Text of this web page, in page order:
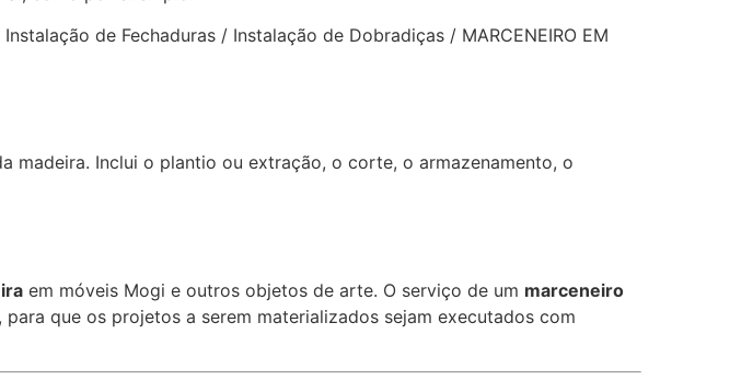
de Fechaduras / Instalação de Dobradiças / MARCENEIRO EM
madeira. Inclui o plantio ou extração, o corte, o armazenamento, o
em móveis Mogi e outros objetos de arte. O serviço de um marceneiro
que os projetos a serem materializados sejam executados com